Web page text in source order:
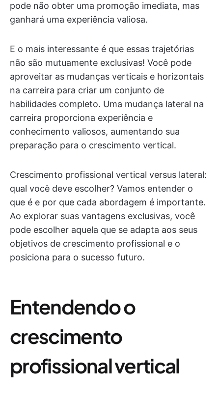
pode não obter uma promoção imediata, mas
ganhará uma experiência valiosa.
E o mais interessante é que essas trajetórias
não são mutuamente exclusivas! Você pode
aproveitar as mudanças verticais e horizontais
na carreira para criar um conjunto de
habilidades completo. Uma mudança lateral na
carreira proporciona experiência e
conhecimento valiosos, aumentando sua
preparação para o crescimento vertical.
Crescimento profissional vertical versus lateral:
qual você deve escolher? Vamos entender o
que é e por que cada abordagem é importante.
Ao explorar suas vantagens exclusivas, você
pode escolher aquela que se adapta aos seus
objetivos de crescimento profissional e o
posiciona para o sucesso futuro.
Entendendo o
crescimento
profissional vertical